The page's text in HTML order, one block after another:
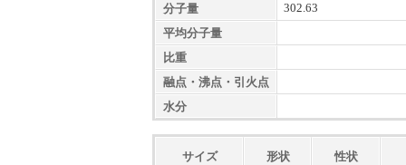
分子量
302.63
平均分子量
比重
融点・沸点・引火点
水分
サイズ 形状 性状